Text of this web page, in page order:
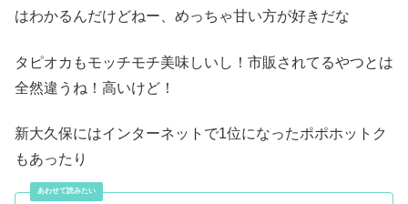
はわかるんだけどねー、めっちゃ甘い方が好きだな
タピオカもモッチモチ美味しいし！市販されてるやつとは
全然違うね！高いけど！
新大久保にはインターネットで1位になったポポホットク
もあったり